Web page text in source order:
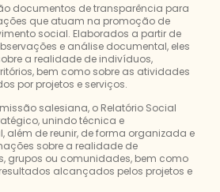
documentos de transparência para
que atuam na promoção de
social. Elaborados a partir de
e análise documental, eles
a realidade de indivíduos,
bem como sobre as atividades
por projetos e serviços.
salesiana, o Relatório Social
unindo técnica e
além de reunir, de forma organizada e
sobre a realidade de
grupos ou comunidades, bem como
alcançados pelos projetos e